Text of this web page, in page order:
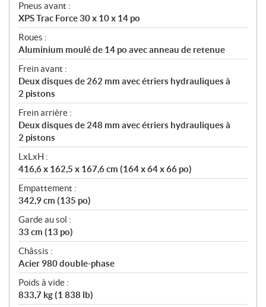
Pneus avant :
XPS Trac Force 30 x 10 x 14 po
Roues :
Aluminium moulé de 14 po avec anneau de retenue
Frein avant :
Deux disques de 262 mm avec étriers hydrauliques à
2 pistons
Frein arrière :
Deux disques de 248 mm avec étriers hydrauliques à
2 pistons
LxLxH :
416,6 x 162,5 x 167,6 cm (164 x 64 x 66 po)
Empattement :
342,9 cm (135 po)
Garde au sol :
33 cm (13 po)
Châssis :
Acier 980 double-phase
Poids à vide :
833,7 kg (1 838 lb)